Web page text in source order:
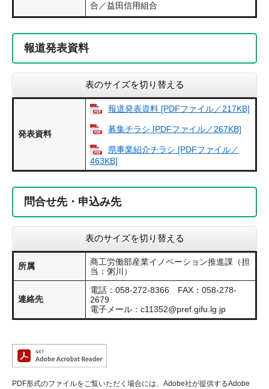
合／益田信用組合
報道発表資料
表のサイズを切り替える
発表資料
報道発表資料 [PDFファイル／217KB]
募集チラシ [PDFファイル／267KB]
県事業紹介チラシ [PDFファイル／
463KB]
問合せ先・申込み先
表のサイズを切り替える
所属
商工労働部産業イノベーション推進課（担
当：粥川）
連絡先
電話：058-272-8366 FAX：058-278-
2679
電子メール： c11352@pref.gifu.lg.jp
PDF形式のファイルをご覧いただく場合には、Adobe社が提供するAdobe